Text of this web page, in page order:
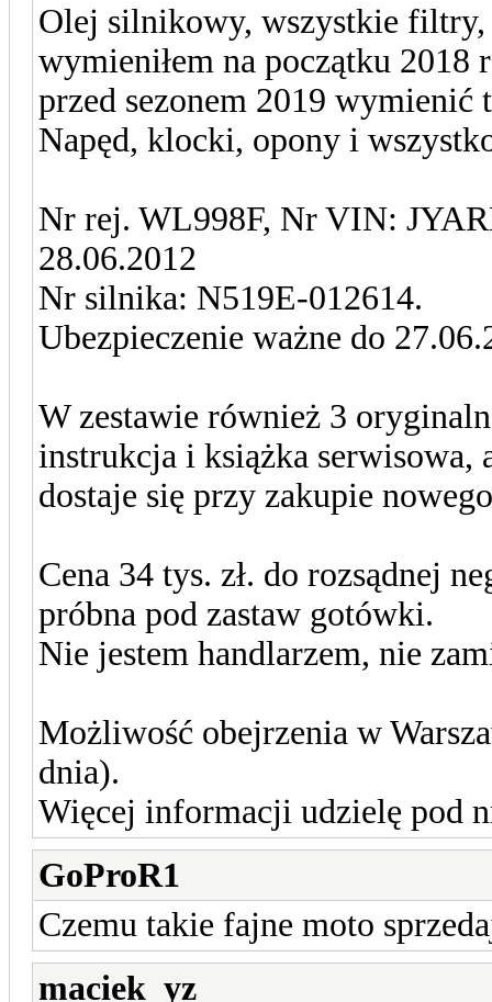
Olej silnikowy, wszystkie
wymieniłem na początku 2018
przed sezonem 2019
Napęd, klocki, opony i
Nr rej. WL998F, Nr VIN:
28.06.2012
Nr silnika: N519E-012614.
Ubezpieczenie ważne do
W zestawie również 3
instrukcja i książka serwisowa,
dostaje się przy zakupie
Cena 34 tys. zł. do rozsądnej
próbna pod zastaw gotówki.
Nie jestem handlarzem, nie
Możliwość obejrzenia w
dnia).
Więcej informacji udzielę pod
GoProR1
Czemu takie fajne moto
maciek_yz